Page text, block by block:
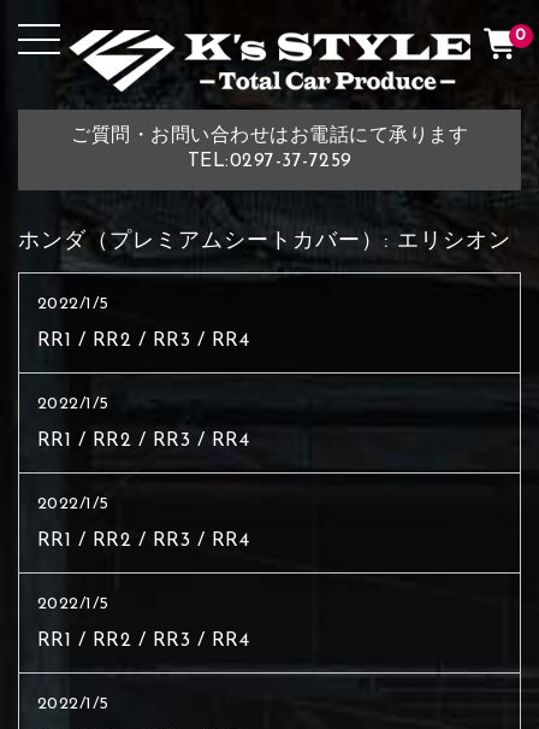
ご質問・お問い合わせはお電話にて承ります
TEL:0297-37-7259
0
ホンダ（プレミアムシートカバー）: エリシオン
2022/1/5
RR1 / RR2 / RR3 / RR4
2022/1/5
RR1 / RR2 / RR3 / RR4
2022/1/5
RR1 / RR2 / RR3 / RR4
2022/1/5
RR1 / RR2 / RR3 / RR4
2022/1/5